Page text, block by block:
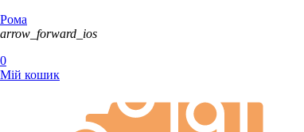
Рома
arrow_forward_ios
0
Мій кошик